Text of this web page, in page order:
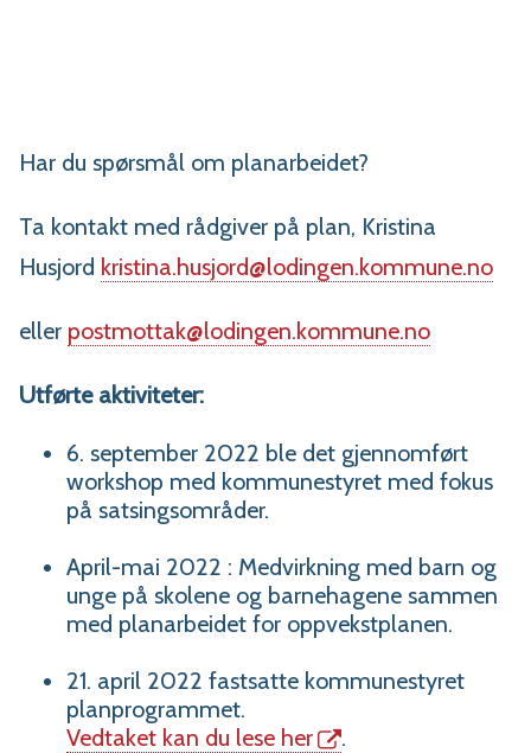
Har du spørsmål om planarbeidet?
Ta kontakt med rådgiver på plan, Kristina
Husjord kristina.husjord@lodingen.kommune.no
eller postmottak@lodingen.kommune.no
Utførte aktiviteter:
6. september 2022 ble det gjennomført
workshop med kommunestyret med fokus
på satsingsområder.
April-mai 2022 : Medvirkning med barn og
unge på skolene og barnehagene sammen
med planarbeidet for oppvekstplanen.
21. april 2022 fastsatte kommunestyret
planprogrammet.
Vedtaket kan du lese her
.